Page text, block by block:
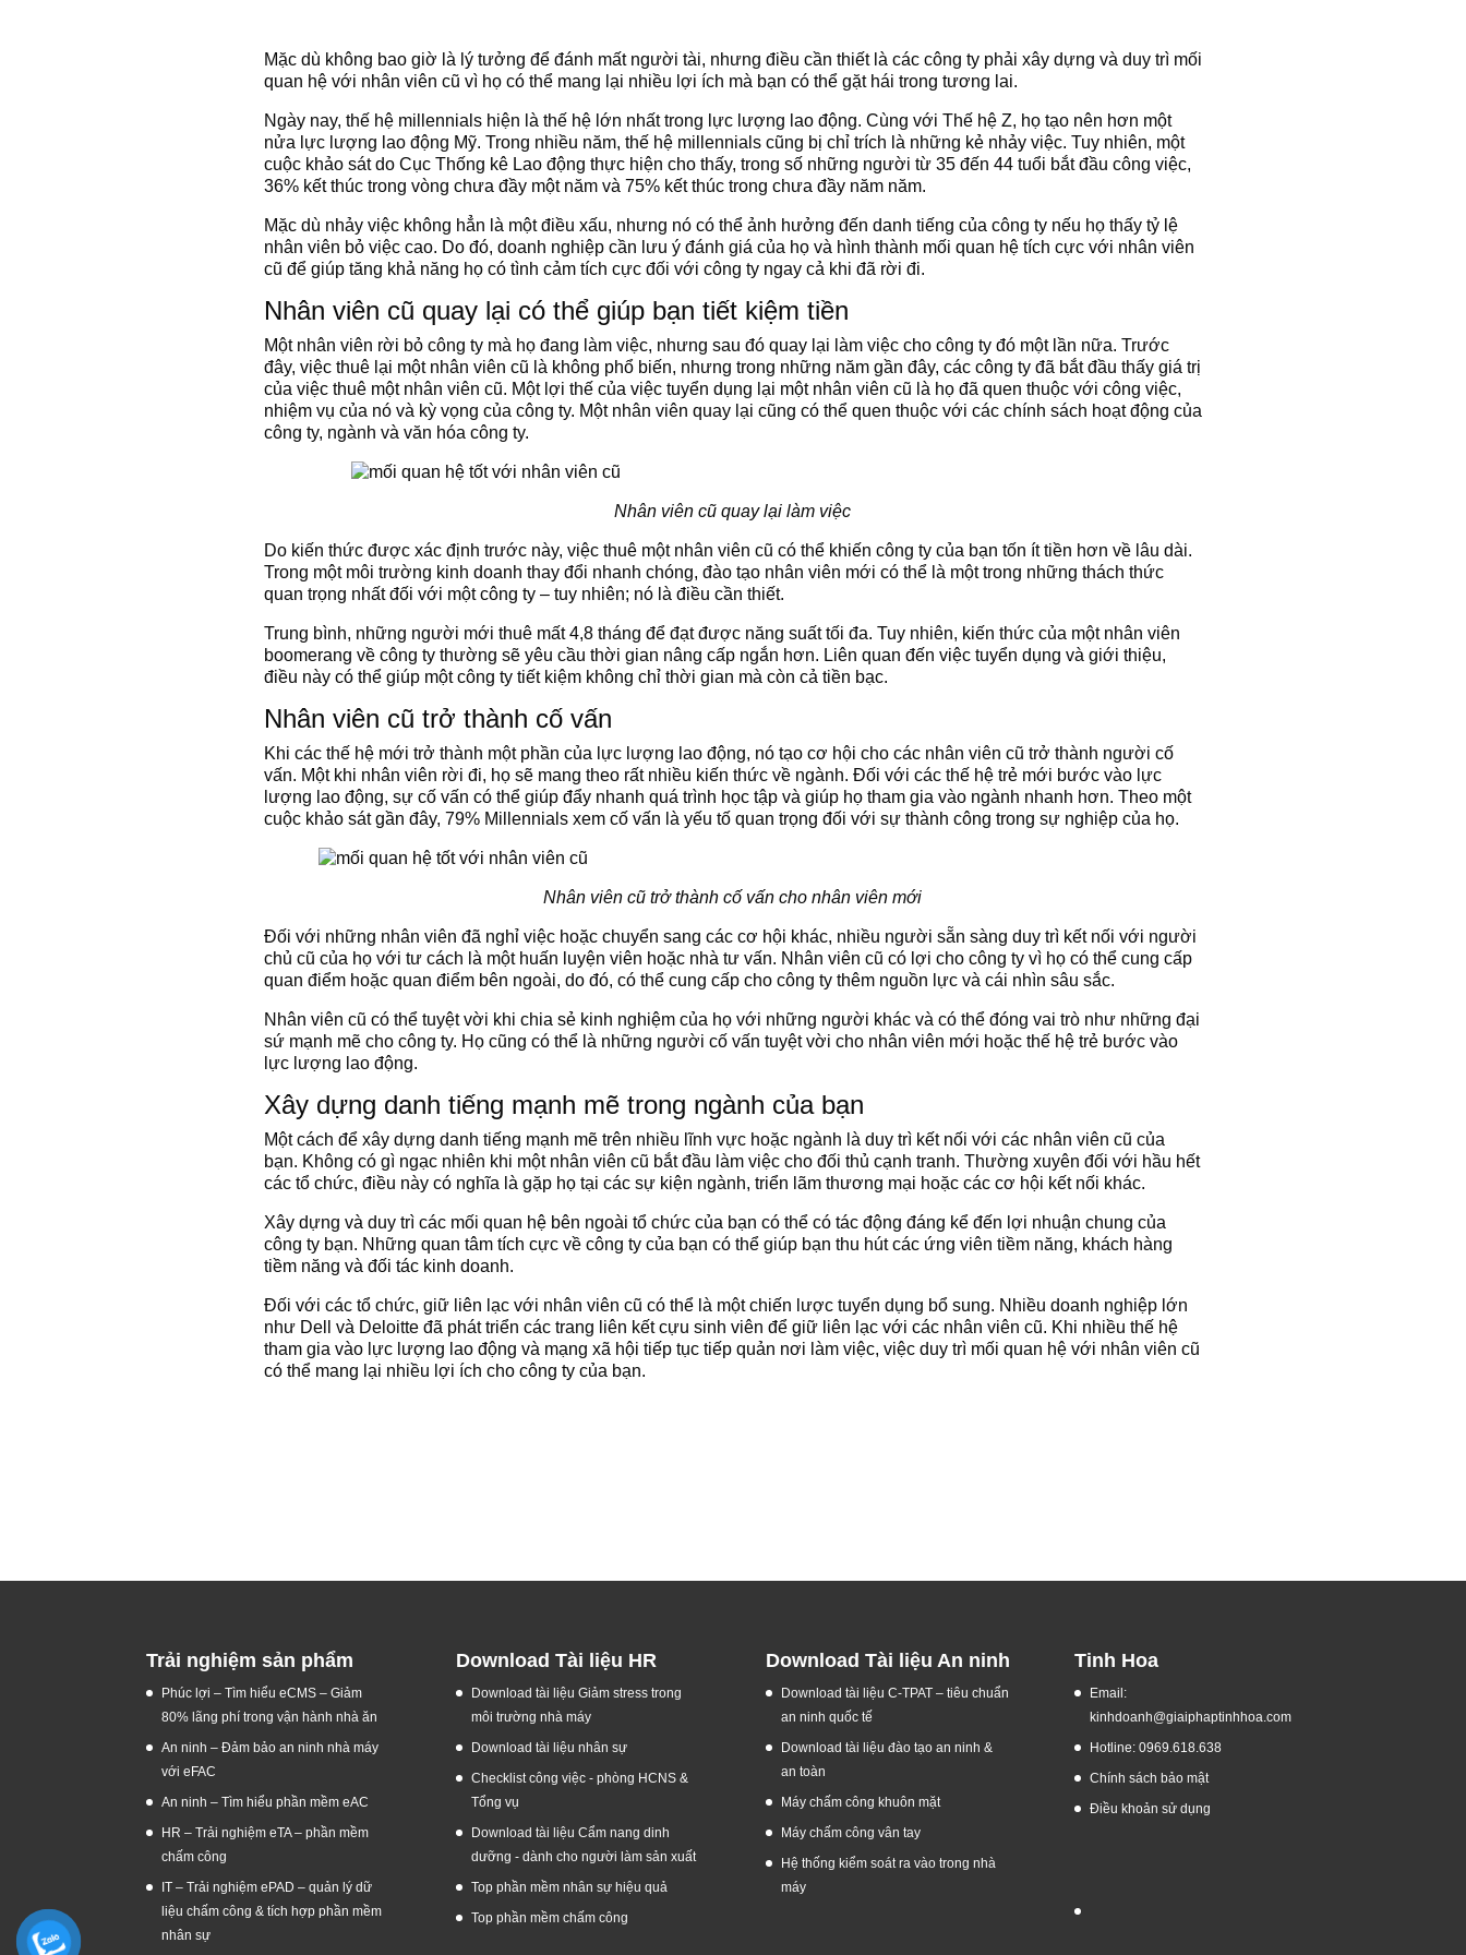
Mặc dù không bao giờ là lý tưởng để đánh mất người tài, nhưng điều cần thiết là các công ty phải xây dựng và duy trì mối
quan hệ với nhân viên cũ vì họ có thể mang lại nhiều lợi ích mà bạn có thể gặt hái trong tương lai.
Ngày nay, thế hệ millennials hiện là thế hệ lớn nhất trong lực lượng lao động. Cùng với Thế hệ Z, họ tạo nên hơn một
nửa lực lượng lao động Mỹ. Trong nhiều năm, thế hệ millennials cũng bị chỉ trích là những kẻ nhảy việc. Tuy nhiên, một
cuộc khảo sát do Cục Thống kê Lao động thực hiện cho thấy, trong số những người từ 35 đến 44 tuổi bắt đầu công việc,
36% kết thúc trong vòng chưa đầy một năm và 75% kết thúc trong chưa đầy năm năm.
Mặc dù nhảy việc không hẳn là một điều xấu, nhưng nó có thể ảnh hưởng đến danh tiếng của công ty nếu họ thấy tỷ lệ
nhân viên bỏ việc cao. Do đó, doanh nghiệp cần lưu ý đánh giá của họ và hình thành mối quan hệ tích cực với nhân viên
cũ để giúp tăng khả năng họ có tình cảm tích cực đối với công ty ngay cả khi đã rời đi.
Nhân viên cũ quay lại có thể giúp bạn tiết kiệm tiền
Một nhân viên rời bỏ công ty mà họ đang làm việc, nhưng sau đó quay lại làm việc cho công ty đó một lần nữa. Trước
đây, việc thuê lại một nhân viên cũ là không phổ biến, nhưng trong những năm gần đây, các công ty đã bắt đầu thấy giá trị
của việc thuê một nhân viên cũ. Một lợi thế của việc tuyển dụng lại một nhân viên cũ là họ đã quen thuộc với công việc,
nhiệm vụ của nó và kỳ vọng của công ty. Một nhân viên quay lại cũng có thể quen thuộc với các chính sách hoạt động của
công ty, ngành và văn hóa công ty.
Nhân viên cũ quay lại làm việc
Do kiến ​​thức được xác định trước này, việc thuê một nhân viên cũ có thể khiến công ty của bạn tốn ít tiền hơn về lâu dài.
Trong một môi trường kinh doanh thay đổi nhanh chóng, đào tạo nhân viên mới có thể là một trong những thách thức
quan trọng nhất đối với một công ty – tuy nhiên; nó là điều cần thiết.
Trung bình, những người mới thuê mất 4,8 tháng để đạt được năng suất tối đa. Tuy nhiên, kiến ​​thức của một nhân viên
boomerang về công ty thường sẽ yêu cầu thời gian nâng cấp ngắn hơn. Liên quan đến việc tuyển dụng và giới thiệu,
điều này có thể giúp một công ty tiết kiệm không chỉ thời gian mà còn cả tiền bạc.
Nhân viên cũ trở thành cố vấn
Khi các thế hệ mới trở thành một phần của lực lượng lao động, nó tạo cơ hội cho các nhân viên cũ trở thành người cố
vấn. Một khi nhân viên rời đi, họ sẽ mang theo rất nhiều kiến ​​thức về ngành. Đối với các thế hệ trẻ mới bước vào lực
lượng lao động, sự cố vấn có thể giúp đẩy nhanh quá trình học tập và giúp họ tham gia vào ngành nhanh hơn. Theo một
cuộc khảo sát gần đây, 79% Millennials xem cố vấn là yếu tố quan trọng đối với sự thành công trong sự nghiệp của họ.
Nhân viên cũ trở thành cố vấn cho nhân viên mới
Đối với những nhân viên đã nghỉ việc hoặc chuyển sang các cơ hội khác, nhiều người sẵn sàng duy trì kết nối với người
chủ cũ của họ với tư cách là một huấn luyện viên hoặc nhà tư vấn. Nhân viên cũ có lợi cho công ty vì họ có thể cung cấp
quan điểm hoặc quan điểm bên ngoài, do đó, có thể cung cấp cho công ty thêm nguồn lực và cái nhìn sâu sắc.
Nhân viên cũ có thể tuyệt vời khi chia sẻ kinh nghiệm của họ với những người khác và có thể đóng vai trò như những đại
sứ mạnh mẽ cho công ty. Họ cũng có thể là những người cố vấn tuyệt vời cho nhân viên mới hoặc thế hệ trẻ bước vào
lực lượng lao động.
Xây dựng danh tiếng mạnh mẽ trong ngành của bạn
Một cách để xây dựng danh tiếng mạnh mẽ trên nhiều lĩnh vực hoặc ngành là duy trì kết nối với các nhân viên cũ của
bạn. Không có gì ngạc nhiên khi một nhân viên cũ bắt đầu làm việc cho đối thủ cạnh tranh. Thường xuyên đối với hầu hết
các tổ chức, điều này có nghĩa là gặp họ tại các sự kiện ngành, triển lãm thương mại hoặc các cơ hội kết nối khác.
Xây dựng và duy trì các mối quan hệ bên ngoài tổ chức của bạn có thể có tác động đáng kể đến lợi nhuận chung của
công ty bạn. Những quan tâm tích cực về công ty của bạn có thể giúp bạn thu hút các ứng viên tiềm năng, khách hàng
tiềm năng và đối tác kinh doanh.
Đối với các tổ chức, giữ liên lạc với nhân viên cũ có thể là một chiến lược tuyển dụng bổ sung. Nhiều doanh nghiệp lớn
như Dell và Deloitte đã phát triển các trang liên kết cựu sinh viên để giữ liên lạc với các nhân viên cũ. Khi nhiều thế hệ
tham gia vào lực lượng lao động và mạng xã hội tiếp tục tiếp quản nơi làm việc, việc duy trì mối quan hệ với nhân viên cũ
có thể mang lại nhiều lợi ích cho công ty của bạn.
Trải nghiệm sản phẩm
Phúc lợi – Tìm hiểu eCMS – Giảm
80% lãng phí trong vận hành nhà ăn
An ninh – Đảm bảo an ninh nhà máy
với eFAC
An ninh – Tìm hiểu phần mềm eAC
HR – Trải nghiệm eTA – phần mềm
chấm công
IT – Trải nghiệm ePAD – quản lý dữ
liệu chấm công & tích hợp phần mềm
nhân sự
Download Tài liệu HR
Download tài liệu Giảm stress trong
môi trường nhà máy
Download tài liệu nhân sự
Checklist công việc - phòng HCNS &
Tổng vụ
Download tài liệu Cẩm nang dinh
dưỡng - dành cho người làm sản xuất
Top phần mềm nhân sự hiệu quả
Top phần mềm chấm công
Download Tài liệu An ninh
Download tài liệu C-TPAT – tiêu chuẩn
an ninh quốc tế
Download tài liệu đào tạo an ninh &
an toàn
Máy chấm công khuôn mặt
Máy chấm công vân tay
Hệ thống kiểm soát ra vào trong nhà
máy
Tinh Hoa
Email:
kinhdoanh@giaiphaptinhhoa.com
Hotline: 0969.618.638
Chính sách bảo mật
Điều khoản sử dụng